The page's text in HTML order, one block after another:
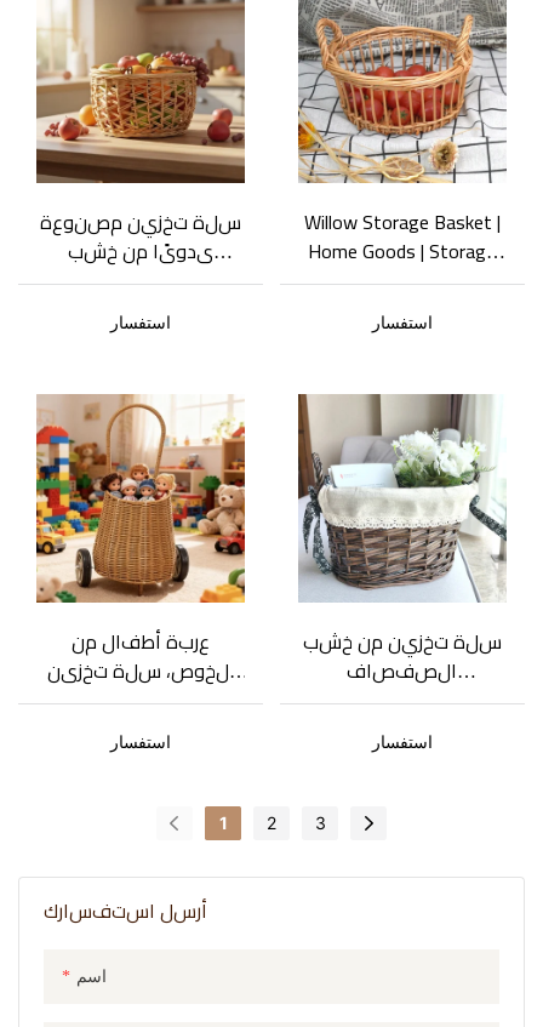
أرسل استفسارك
اسم
سلة تخزين مصنوعة
يدويًا من خشب
الصفصاف، سلة
تخزين محمولة مجوفة
استفسار
Willow Storage Basket |
Home Goods | Storage
Artifact | Cafe Cutlery
Basket
استفسار
عربة أطفال من
الخوص، سلة تخزين
للأطفال من الخوص
استفسار
سلة تخزين من خشب
الصفصاف
بتصميم عصري ولون
بني قابل
للتخصيص
استفسار
1 2 3